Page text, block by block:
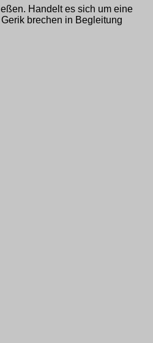
Handelt es sich um eine
brechen in Begleitung